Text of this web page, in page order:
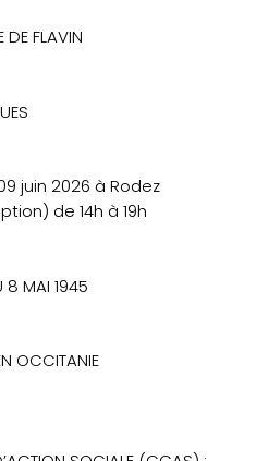
DE FLAVIN
juin 2026 à Rodez
de 14h à 19h
8 MAI 1945
OCCITANIE